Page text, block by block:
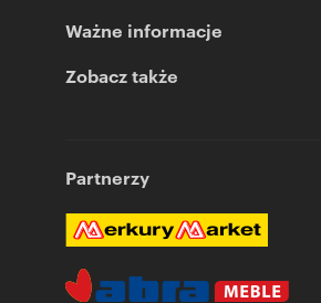
Ważne informacje
Zobacz także
Partnerzy